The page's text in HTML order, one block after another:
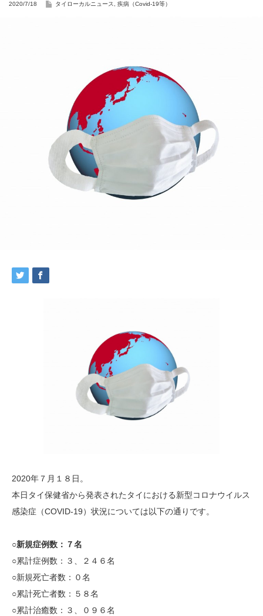
2020/7/18 タイローカルニュース 疾病（Covid-19等）
2020年７月１８日。
本日タイ保健省から発表されたタイにおける新型コロナウイルス
感染症（COVID-19）状況については以下の通りです。
○新規症例数：７名
○累計症例数：３、２４６名
○新規死亡者数：０名
○累計死亡者数：５８名
○累計治癒数：３、０９６名